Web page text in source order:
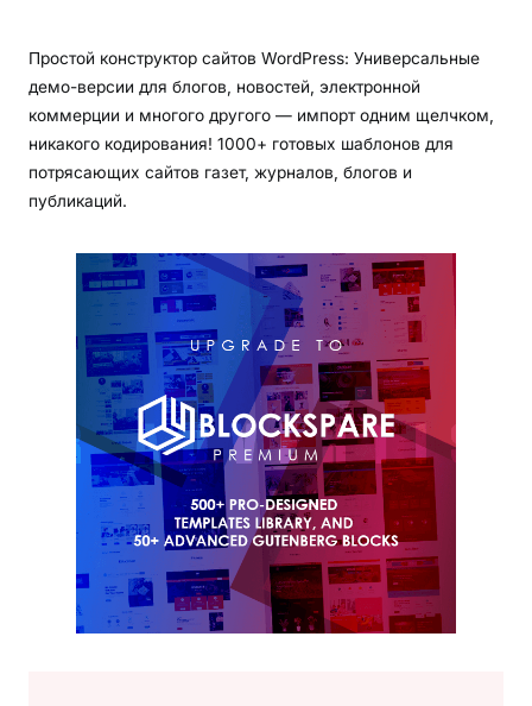
Простой конструктор сайтов WordPress: Универсальные
демо-версии для блогов, новостей, электронной
коммерции и многого другого — импорт одним щелчком,
никакого кодирования! 1000+ готовых шаблонов для
потрясающих сайтов газет, журналов, блогов и
публикаций.